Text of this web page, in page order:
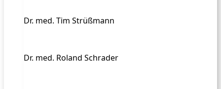
Dr. med. Tim Strüßmann
Dr. med. Roland Schrader